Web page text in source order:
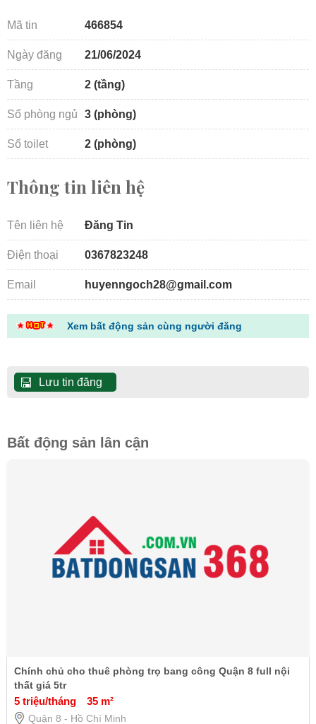
Mã tin 466854
Ngày đăng 21/06/2024
Tầng 2 (tầng)
Số phòng ngủ 3 (phòng)
Số toilet 2 (phòng)
Thông tin liên hệ
Tên liên hệ Đăng Tin
Điện thoại 0367823248
Email huyenngoch28@gmail.com
Xem bất động sản cùng người đăng
Lưu tin đăng
Bất động sản lân cận
Chính chủ cho thuê phòng trọ bang công Quận 8 full nội
thất giá 5tr
5 triệu/tháng 35 m²
Quận 8 - Hồ Chí Minh